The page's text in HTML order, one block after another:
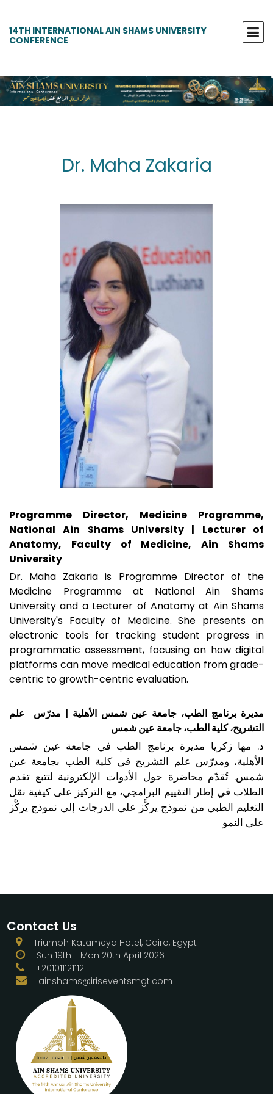
14TH INTERNATIONAL AIN SHAMS UNIVERSITY
CONFERENCE
Dr. Maha Zakaria
Programme Director, Medicine Programme,
National Ain Shams University | Lecturer of
Anatomy, Faculty of Medicine, Ain Shams
University
Dr. Maha Zakaria is Programme Director of the
Medicine Programme at National Ain Shams
University and a Lecturer of Anatomy at Ain Shams
University's Faculty of Medicine. She presents on
electronic tools for tracking student progress in
programmatic assessment, focusing on how digital
platforms can move medical education from grade-
centric to growth-centric evaluation.
مديرة برنامج الطب، جامعة عين شمس الأهلية | مدرّس علم
التشريح، كلية الطب، جامعة عين شمس
د. مها زكريا مديرة برنامج الطب في جامعة عين شمس
الأهلية، ومدرّس علم التشريح في كلية الطب بجامعة عين
شمس. تُقدّم محاضرة حول الأدوات الإلكترونية لتتبع تقدم
الطلاب في إطار التقييم البرامجي، مع التركيز على كيفية نقل
التعليم الطبي من نموذج يركَّز على الدرجات إلى نموذج يركَّز
على النمو
Contact Us
Triumph Katameya Hotel, Cairo, Egypt
Sun 19th - Mon 20th April 2026
+201011121112
ainshams@iriseventsmgt.com